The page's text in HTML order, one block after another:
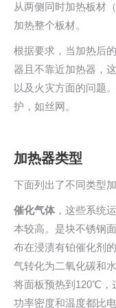
从两侧同时加热板材
加热整个板材。
根据要求，当加热后
器且不靠近加热器，
以及火灾方面的问题
护，如丝网。
加热器类型
下面列出了不同类型
催化气体 ，这些系统
本较高。是块不锈钢
布在浸渍有铂催化剂
气转化为二氧化碳和
将面板预热到120℃，
功率密度和温度都比